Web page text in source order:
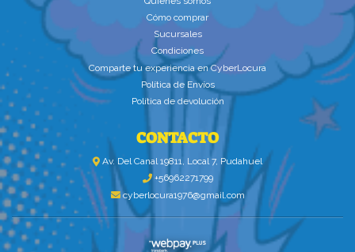
Cómo comprar
Sucursales
Condiciones
Comparte tu experiencia en CyberLocura
Política de Envíos
Política de devolución
CONTACTO
Av. Del Canal 19811, Local 7, Pudahuel
+56962271799
cyberlocura1976@gmail.com